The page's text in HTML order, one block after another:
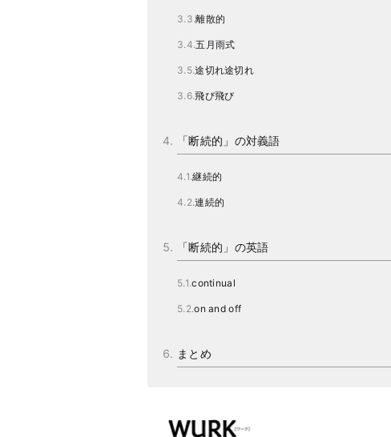
離散的
五月雨式
途切れ途切れ
飛び飛び
「断続的」の対義語
継続的
連続的
「断続的」の英語
continual
on and off
まとめ